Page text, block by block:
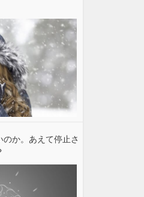
か。あえて停止さ